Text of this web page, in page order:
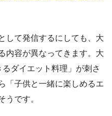
して発信するにしても、大
内容が異なってきます。大
ダイエット料理」が刺さ
「子供と一緒に楽しめるエ
うです。